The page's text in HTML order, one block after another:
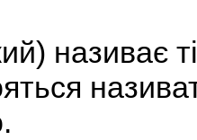
називає